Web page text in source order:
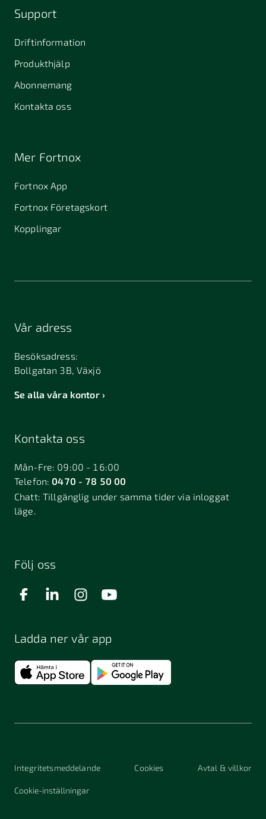
Support
Driftinformation
Produkthjälp
Abonnemang
Kontakta oss
Mer Fortnox
Fortnox App
Fortnox Företagskort
Kopplingar
Vår adress
Besöksadress:
Bollgatan 3B, Växjö
Se alla våra kontor
Kontakta oss
Mån-Fre: 09:00 - 16:00
Telefon:0470 - 78 50 00
Chatt:Tillgänglig under samma tider via inloggat
läge.
Följ oss
Ladda ner vår app
Integritetsmeddelande Cookies Avtal & villkor
Cookie-inställningar